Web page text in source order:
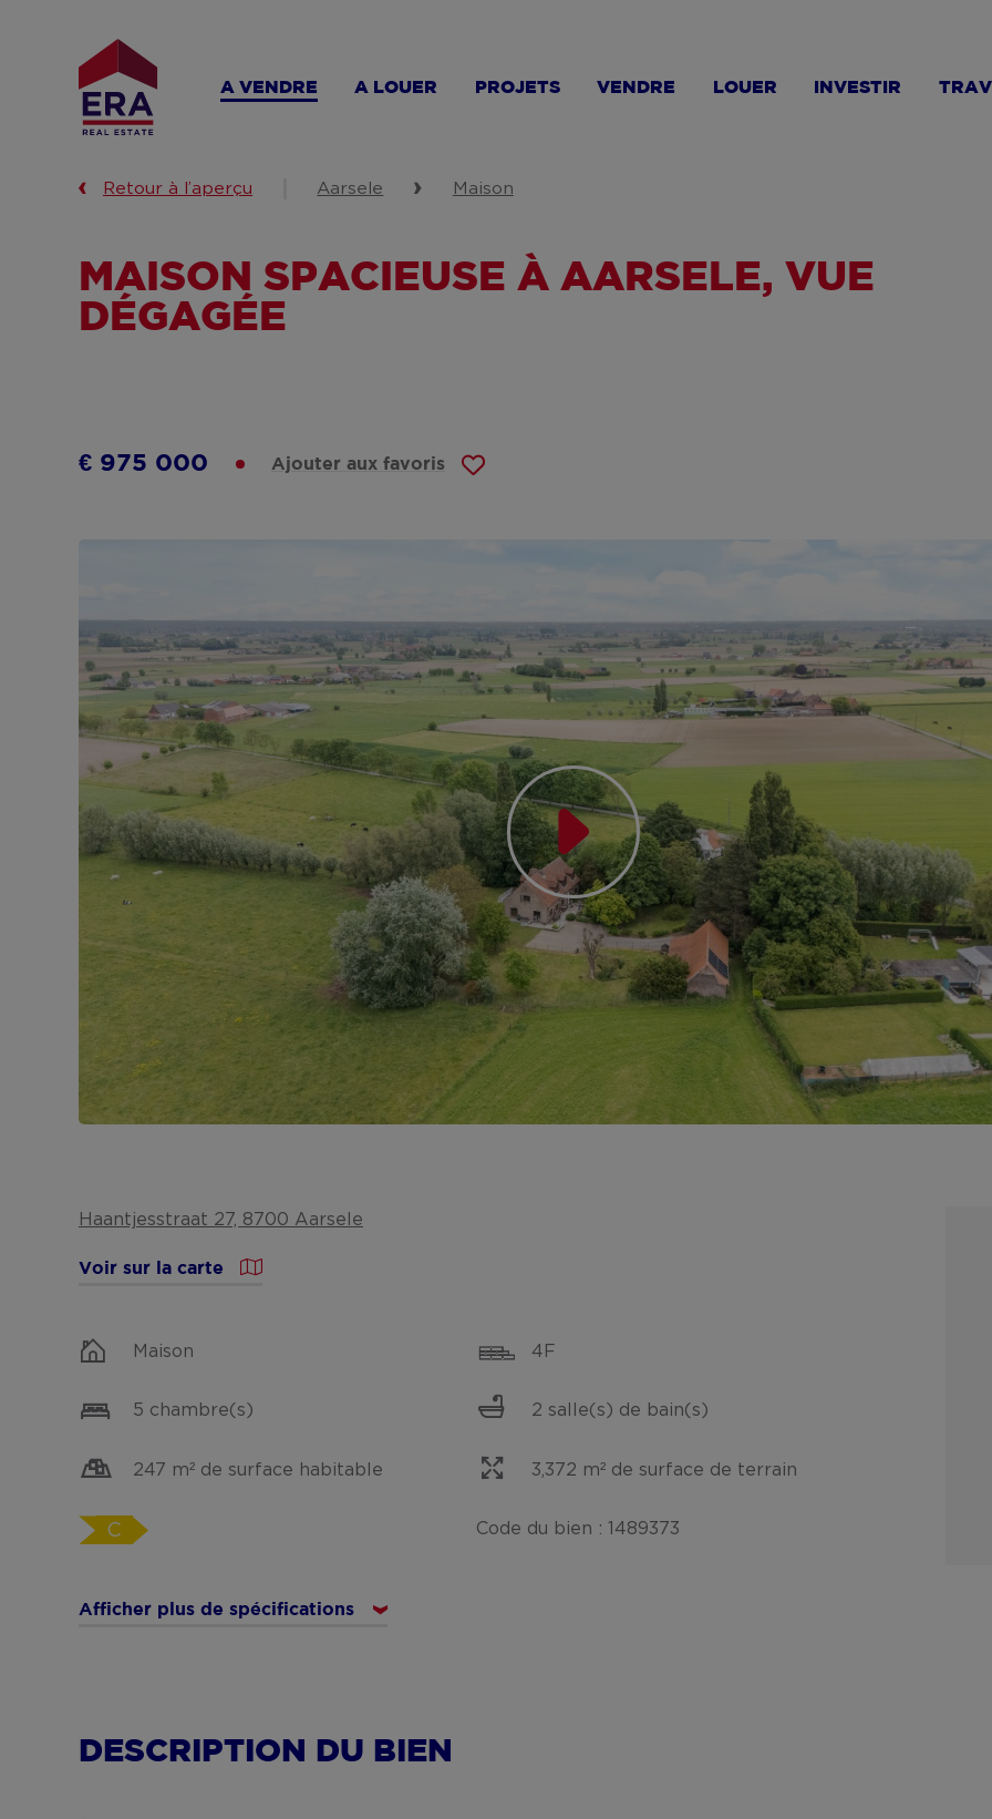
A VENDRE A LOUER PROJETS VENDRE LOUER INVESTIR
Retour à l’aperçu Aarsele Maison
MAISON SPACIEUSE À AARSELE, VUE
DÉGAGÉE
€ 975 000 Ajouter aux favoris
Haantjesstraat 27, 8700 Aarsele
Voir sur la carte
Maison 4F
5 chambre(s) 2 salle(s) de bain(s)
247 m² de surface habitable 3,372 m² de surface de terrain
C Code du bien : 1489373
Afficher plus de spécifications
DESCRIPTION DU BIEN